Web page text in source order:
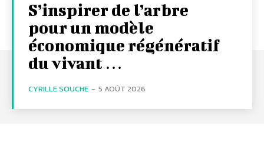
S’inspirer de l’arbre
pour un modèle
économique régénératif
du vivant …
CYRILLE SOUCHE - 5 AOÛT 2026